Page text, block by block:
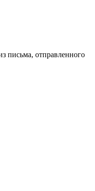
письма, отправленного